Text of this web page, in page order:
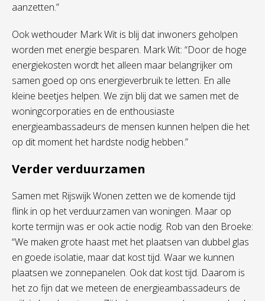
aanzetten.”
Ook wethouder Mark Wit is blij dat inwoners geholpen
worden met energie besparen. Mark Wit: “Door de hoge
energiekosten wordt het alleen maar belangrijker om
samen goed op ons energieverbruik te letten. En alle
kleine beetjes helpen. We zijn blij dat we samen met de
woningcorporaties en de enthousiaste
energieambassadeurs de mensen kunnen helpen die het
op dit moment het hardste nodig hebben.”
Verder verduurzamen
Samen met Rijswijk Wonen zetten we de komende tijd
flink in op het verduurzamen van woningen. Maar op
korte termijn was er ook actie nodig. Rob van den Broeke:
“We maken grote haast met het plaatsen van dubbel glas
en goede isolatie, maar dat kost tijd. Waar we kunnen
plaatsen we zonnepanelen. Ook dat kost tijd. Daarom is
het zo fijn dat we meteen de energieambassadeurs de